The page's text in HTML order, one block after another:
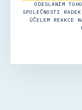
ODESLÁNÍM
SPOLEČNOSTI
ÚČELEM REAKCE